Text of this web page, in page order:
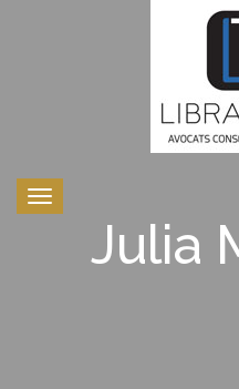
Toggle
navigationJulia